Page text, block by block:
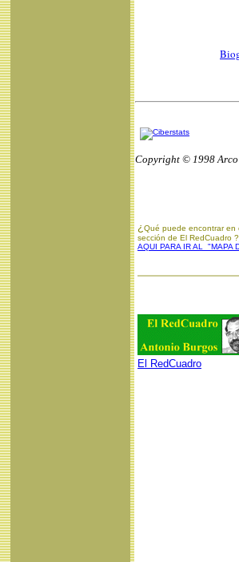
Copyright © 1998 Arco
¿ Qué puede encontrar en
sección de El RedCuadro ?
AQUI PARA IR AL "MAPA
El RedCuadro